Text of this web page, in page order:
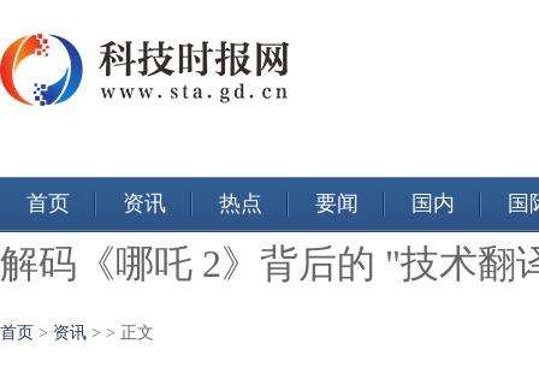
首页 资讯 热点 要闻 国内 国
解码《哪吒 2》背后的 "技术
首页 > 资讯 > > 正文